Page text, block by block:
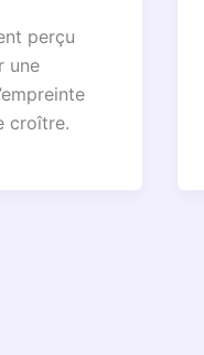
perçu
une
croître.